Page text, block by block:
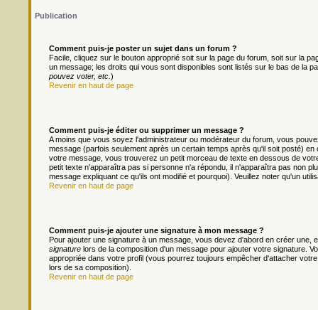
Publication
Comment puis-je poster un sujet dans un forum ?
Facile, cliquez sur le bouton approprié soit sur la page du forum, soit sur la
un message; les droits qui vous sont disponibles sont listés sur le bas de la
pouvez voter, etc. )
Revenir en haut de page
Comment puis-je éditer ou supprimer un message ?
A moins que vous soyez l'administrateur ou modérateur du forum, vous
message (parfois seulement après un certain temps après qu'il soit posté)
votre message, vous trouverez un petit morceau de texte en dessous de
petit texte n'apparaîtra pas si personne n'a répondu, il n'apparaîtra pas non
message expliquant ce qu'ils ont modifié et pourquoi). Veuillez noter qu'un
Revenir en haut de page
Comment puis-je ajouter une signature à mon message ?
Pour ajouter une signature à un message, vous devez d'abord en créer
signature lors de la composition d'un message pour ajouter votre signature.
appropriée dans votre profil (vous pourrez toujours empêcher d'attacher
lors de sa composition).
Revenir en haut de page